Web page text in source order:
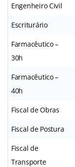
Engenheiro Civil
Escriturário
Farmacêutico –
30h
Farmacêutico –
40h
Fiscal de Obras
Fiscal de Postura
Fiscal de
Transporte